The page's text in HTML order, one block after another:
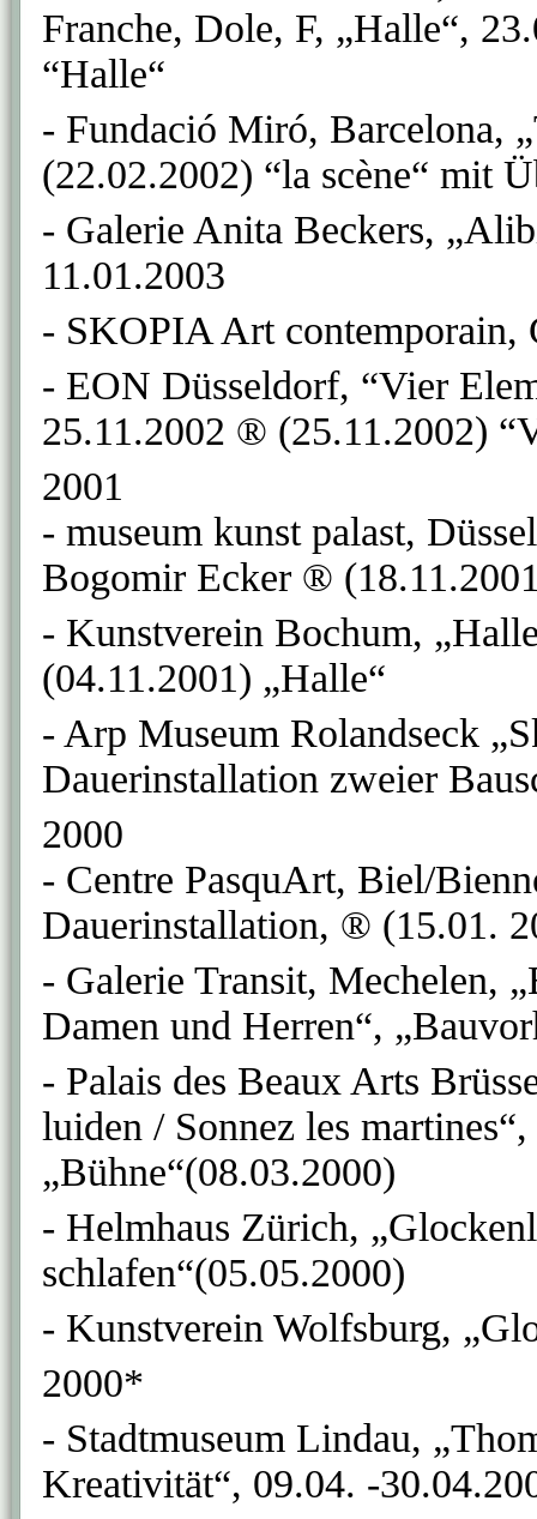
Franche, Dole, F, „Halle“,
“Halle“
- Fundació Miró, Barcelona,
(22.02.2002) “la scène“ mit
- Galerie Anita Beckers,
11.01.2003
- SKOPIA Art contemporain,
- EON Düsseldorf, “Vier
25.11.2002 ® (25.11.2002)
2001
- museum kunst palast,
Bogomir Ecker ®
- Kunstverein Bochum,
(04.11.2001) „Halle“
- Arp Museum Rolandseck
Dauerinstallation zweier
2000
- Centre PasquArt, Biel/
Dauerinstallation, ® (15.01.
- Galerie Transit, Mechelen,
Damen und Herren“,
- Palais des Beaux Arts
luiden / Sonnez les
„Bühne“(08.03.2000)
- Helmhaus Zürich,
schlafen“(05.05.2000)
- Kunstverein Wolfsburg,
2000*
- Stadtmuseum Lindau,
Kreativität“, 09.04. -